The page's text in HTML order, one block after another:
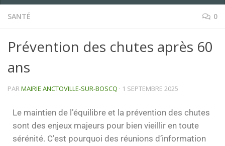
SANTÉ 0
Prévention des chutes après 60
ans
PARMAIRIE ANCTOVILLE-SUR-BOSCQ · 1 SEPTEMBRE 2025
Le maintien de l’équilibre et la prévention des chutes
sont des enjeux majeurs pour bien vieillir en toute
sérénité. C’est pourquoi des réunions d’information